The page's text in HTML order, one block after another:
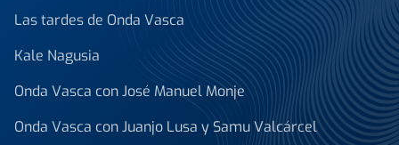
Las tardes de Onda Vasca
Kale Nagusia
Onda Vasca con José Manuel Monje
Onda Vasca con Juanjo Lusa y Samu Valcárcel